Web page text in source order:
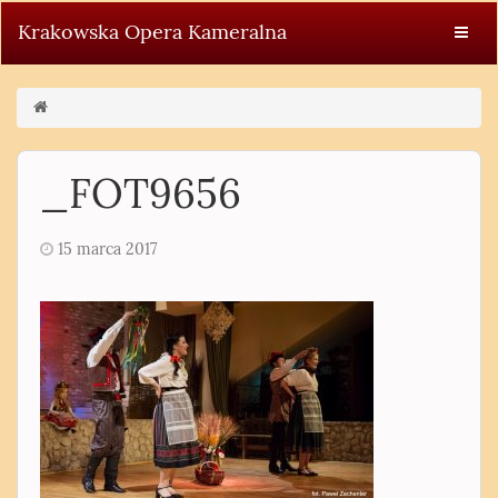
Krakowska Opera Kameralna
_FOT9656
15 marca 2017